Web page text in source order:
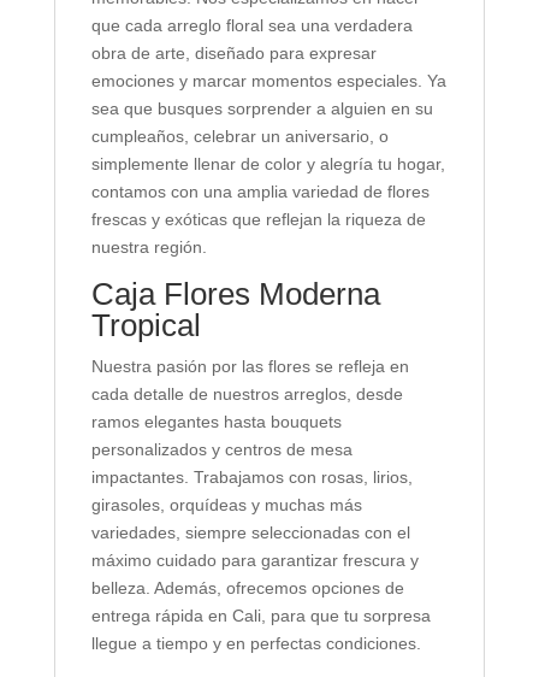
que cada arreglo floral sea una verdadera
obra de arte, diseñado para expresar
emociones y marcar momentos especiales. Ya
sea que busques sorprender a alguien en su
cumpleaños, celebrar un aniversario, o
simplemente llenar de color y alegría tu hogar,
contamos con una amplia variedad de flores
frescas y exóticas que reflejan la riqueza de
nuestra región.
Caja Flores Moderna
Tropical
Nuestra pasión por las flores se refleja en
cada detalle de nuestros arreglos, desde
ramos elegantes hasta bouquets
personalizados y centros de mesa
impactantes. Trabajamos con rosas, lirios,
girasoles, orquídeas y muchas más
variedades, siempre seleccionadas con el
máximo cuidado para garantizar frescura y
belleza. Además, ofrecemos opciones de
entrega rápida en Cali, para que tu sorpresa
llegue a tiempo y en perfectas condiciones.